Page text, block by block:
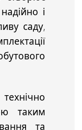
і
саду,
таким
та